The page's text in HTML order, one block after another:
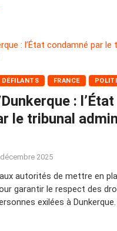
DÉFILANTS FRANCE
: l’État
le tribunal
2025
autorités de mettre en
garantir le respect des
exilées à Dunkerque.